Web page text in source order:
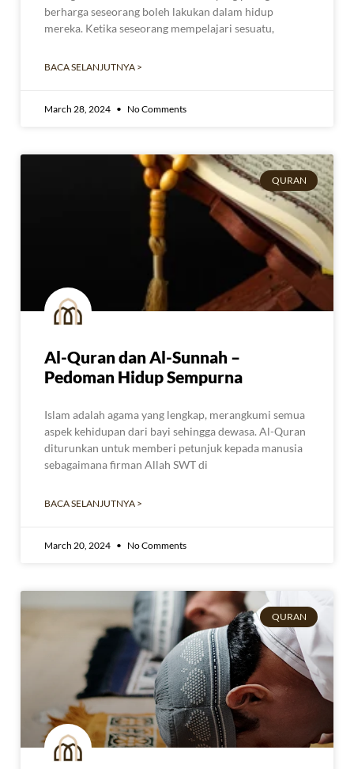
berharga seseorang boleh lakukan dalam hidup
mereka. Ketika seseorang mempelajari sesuatu,
BACA SELANJUTNYA >
March 28, 2024 No Comments
QURAN
Al-Quran dan Al-Sunnah –
Pedoman Hidup Sempurna
Islam adalah agama yang lengkap, merangkumi semua
aspek kehidupan dari bayi sehingga dewasa. Al-Quran
diturunkan untuk memberi petunjuk kepada manusia
sebagaimana firman Allah SWT di
BACA SELANJUTNYA >
March 20, 2024 No Comments
QURAN